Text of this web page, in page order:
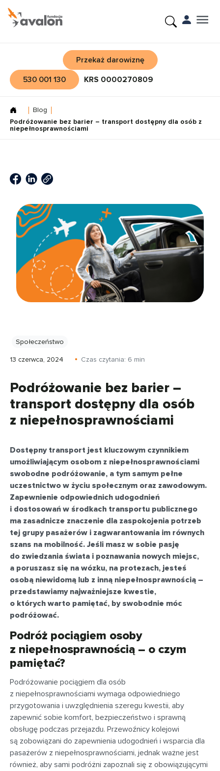
Przekaż darowiznę
530 001 130
KRS 0000270809
Blog
Podróżowanie bez barier – transport dostępny dla osób z
niepełnosprawnościami
Społeczeństwo
13 czerwca, 2024 Czas czytania: 6 min
Podróżowanie bez barier –
transport dostępny dla osób
z niepełnosprawnościami
Dostępny transport jest kluczowym czynnikiem
umożliwiającym osobom z niepełnosprawnościami
swobodne podróżowanie, a tym samym pełne
uczestnictwo w życiu społecznym oraz zawodowym.
Zapewnienie odpowiednich udogodnień
i dostosowań w środkach transportu publicznego
ma zasadnicze znaczenie dla zaspokojenia potrzeb
tej grupy pasażerów i zagwarantowania im równych
szans na mobilność. Jeśli masz w sobie pasję
do zwiedzania świata i poznawania nowych miejsc,
a poruszasz się na wózku, na protezach, jesteś
osobą niewidomą lub z inną niepełnosprawnością –
przedstawiamy najważniejsze kwestie,
o których warto pamiętać, by swobodnie móc
podróżować.
Podróż pociągiem osoby
z niepełnosprawnością – o czym
pamiętać?
Podróżowanie pociągiem dla osób
z niepełnosprawnościami wymaga odpowiedniego
przygotowania i uwzględnienia szeregu kwestii, aby
zapewnić sobie komfort, bezpieczeństwo i sprawną
obsługę podczas przejazdu. Przewoźnicy kolejowi
są zobowiązani do zapewnienia udogodnień i wsparcia dla
pasażerów z niepełnosprawnościami, jednak ważne jest
również, aby sami podróżni zapoznali się z obowiązującymi